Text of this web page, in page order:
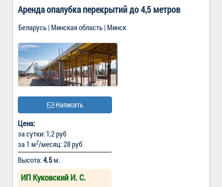
Аренда опалубка перекрытий до 4,5 метров
Беларусь | Минская область | Минск
Написать
Цена:
за сутки: 1,2 руб
за 1 м2/месяц: 28 руб
Высота:4.5м.
ИП Куковский И. С.